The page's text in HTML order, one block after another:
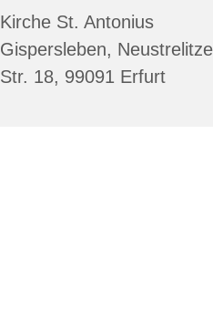
Kirche St. Antonius
Gispersleben,
Str. 18, 99091 Erfurt